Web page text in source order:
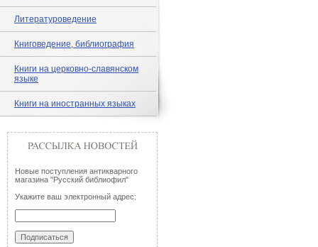
Литературоведение
Книговедение, библиография
Книги на церковно-славянском
языке
Книги на иностранных языках
Новые поступления антикварного
магазина "Русский библиофил"
Укажите ваш электронный адрес: